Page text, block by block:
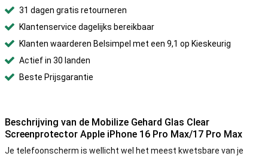
31 dagen gratis retourneren
Klantenservice dagelijks bereikbaar
Klanten waarderen Belsimpel met een 9,1 op Kieskeurig
Actief in 30 landen
Beste Prijsgarantie
Beschrijving van de Mobilize Gehard Glas Clear
Screenprotector Apple iPhone 16 Pro Max/17 Pro Max
Je telefoonscherm is wellicht wel het meest kwetsbare van je